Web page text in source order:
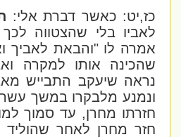
כז,יט: כאשר דברת אלי:
לאביו בלי שהצטווה לכך
אמרה לו "והבאת לאביך
שהכינה אותו למקרה
נראה שיעקב התבייש
ונמנע מלבקרו במשך
חזרתו מחרן, עד סמוך